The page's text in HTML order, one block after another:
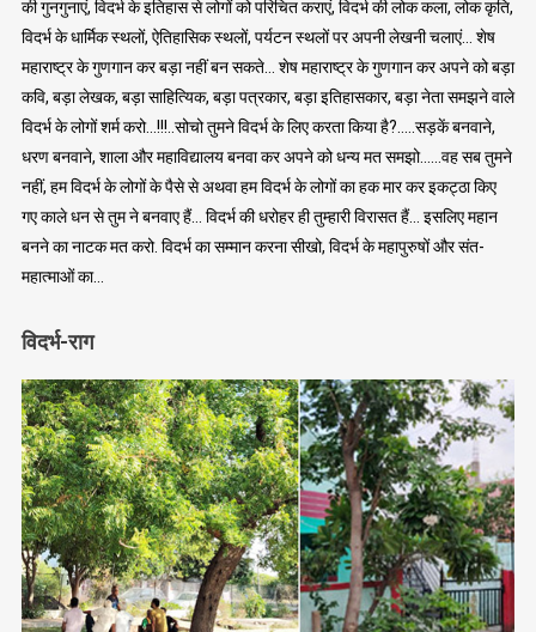
की गुनगुनाएं, विदर्भ के इतिहास से लोगों को परिचित कराएं, विदर्भ की लोक कला, लोक कृति,
विदर्भ के धार्मिक स्थलों, ऐतिहासिक स्थलों, पर्यटन स्थलों पर अपनी लेखनी चलाएं… शेष
महाराष्ट्र के गुणगान कर बड़ा नहीं बन सकते… शेष महाराष्ट्र के गुणगान कर अपने को बड़ा
कवि, बड़ा लेखक, बड़ा साहित्यिक, बड़ा पत्रकार, बड़ा इतिहासकार, बड़ा नेता समझने वाले
विदर्भ के लोगों शर्म करो…!!!..सोचो तुमने विदर्भ के लिए करता किया है?…..सड़कें बनवाने,
धरण बनवाने, शाला और महाविद्यालय बनवा कर अपने को धन्य मत समझो……वह सब तुमने
नहीं, हम विदर्भ के लोगों के पैसे से अथवा हम विदर्भ के लोगों का हक मार कर इकट्ठा किए
गए काले धन से तुम ने बनवाए हैं… विदर्भ की धरोहर ही तुम्हारी विरासत हैं… इसलिए महान
बनने का नाटक मत करो. विदर्भ का सम्मान करना सीखो, विदर्भ के महापुरुषों और संत-
महात्माओं का…
विदर्भ-राग